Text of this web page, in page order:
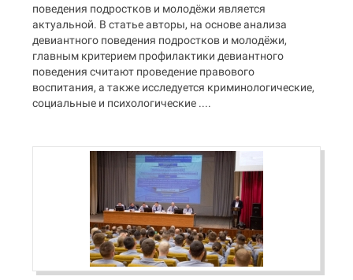
поведения подростков и молодёжи является
актуальной. В статье авторы, на основе анализа
девиантного поведения подростков и молодёжи,
главным критерием профилактики девиантного
поведения считают проведение правового
воспитания, а также исследуется криминологические,
социальные и психологические ....